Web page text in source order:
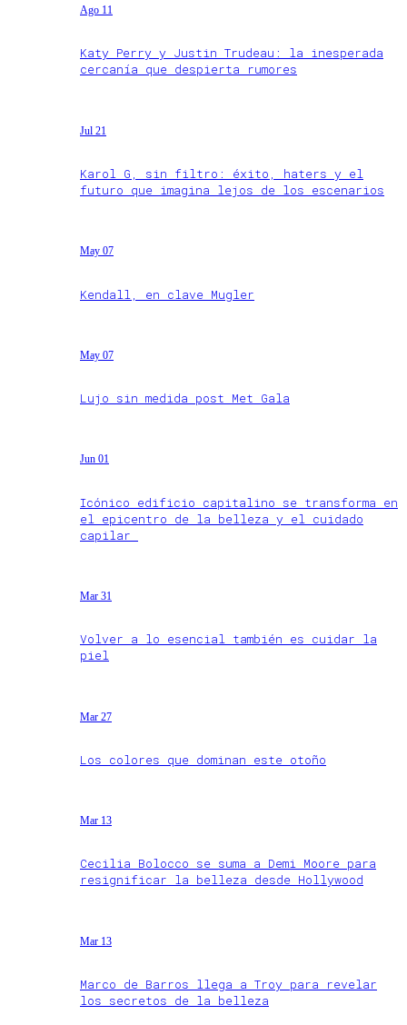
Ago 11
Katy Perry y Justin Trudeau: la inesperada
cercanía que despierta rumores
Jul 21
Karol G, sin filtro: éxito, haters y el
futuro que imagina lejos de los escenarios
May 07
Kendall, en clave Mugler
May 07
Lujo sin medida post Met Gala
Jun 01
Icónico edificio capitalino se transforma en
el epicentro de la belleza y el cuidado
capilar
Mar 31
Volver a lo esencial también es cuidar la
piel
Mar 27
Los colores que dominan este otoño
Mar 13
Cecilia Bolocco se suma a Demi Moore para
resignificar la belleza desde Hollywood
Mar 13
Marco de Barros llega a Troy para revelar
los secretos de la belleza